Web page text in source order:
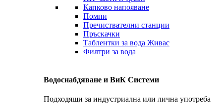
Капково напояване
Помпи
Пречиствателни станции
Пръскачки
Таблентки за вода Живас
Филтри за вода
Водоснабдяване и ВиК Системи
Подходящи за индустриална или лична употреба